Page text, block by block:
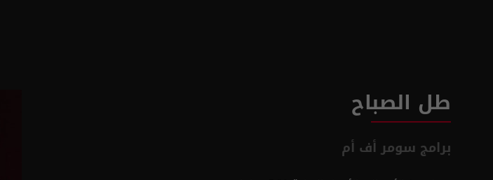
طل الصباح
برامج سومر أف أم